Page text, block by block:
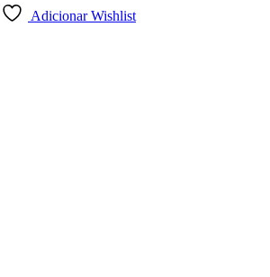
Adicionar Wishlist